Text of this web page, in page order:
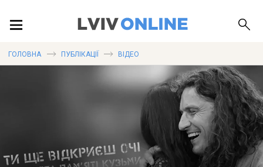
ПУБЛІКАЦІЇ
ГОЛОВНА ПУБЛІКАЦІЇ ВІДЕО